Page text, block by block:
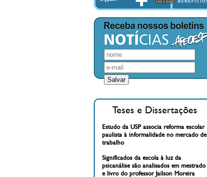
Teses e Dissertações
Estudo da USP associa reforma escolar
paulista à informalidade no mercado de
trabalho
Significados da escola à luz da
psicanálise são analisados em mestrado
e livro do professor Jailson Moreira